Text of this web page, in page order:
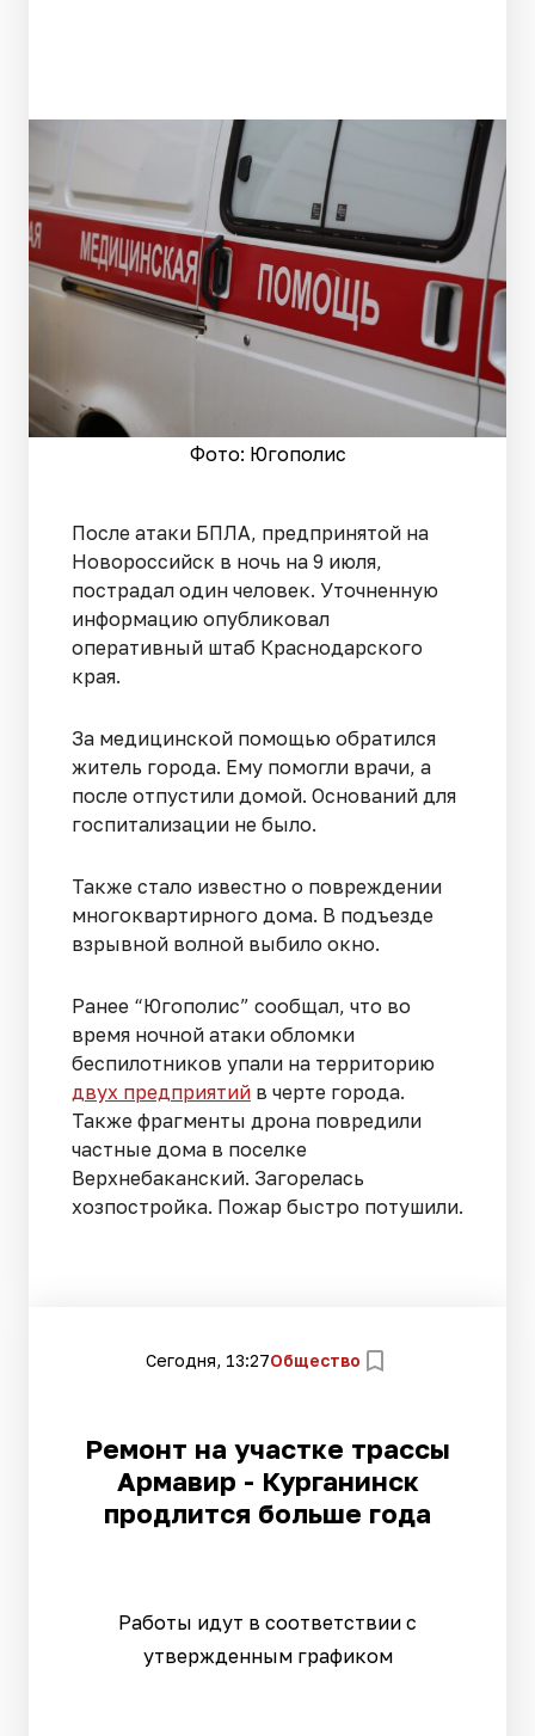
Фото: Югополис
После атаки БПЛА, предпринятой на
Новороссийск в ночь на 9 июля,
пострадал один человек. Уточненную
информацию опубликовал
оперативный штаб Краснодарского
края.
За медицинской помощью обратился
житель города. Ему помогли врачи, а
после отпустили домой. Оснований для
госпитализации не было.
Также стало известно о повреждении
многоквартирного дома. В подъезде
взрывной волной выбило окно.
Ранее “Югополис” сообщал, что во
время ночной атаки обломки
беспилотников упали на территорию
двух предприятий в черте города.
Также фрагменты дрона повредили
частные дома в поселке
Верхнебаканский. Загорелась
хозпостройка. Пожар быстро потушили.
Сегодня, 13:27Общество
Ремонт на участке трассы
Армавир - Курганинск
продлится больше года
Работы идут в соответствии с
утвержденным графиком